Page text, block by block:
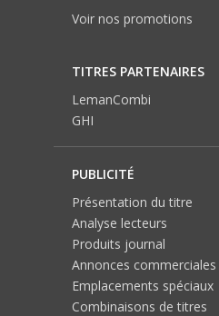
Voir nos promotions
TITRES PARTENAIRES
LemanCombi
GHI
PUBLICITÉ
Présentation du titre
Analyse lecteurs
Produits journal
Annonces commerciales
Emplacements spéciaux
Combinaisons de titres